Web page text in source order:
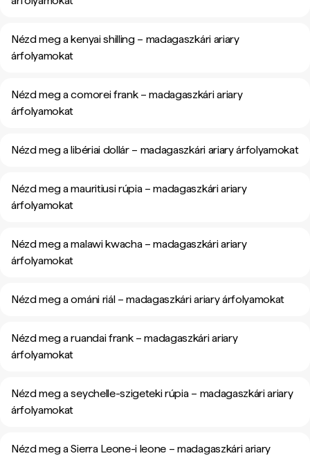
Nézd meg a kenyai shilling – madagaszkári ariary
árfolyamokat
Nézd meg a comorei frank – madagaszkári ariary
árfolyamokat
Nézd meg a libériai dollár – madagaszkári ariary árfolyamokat
Nézd meg a mauritiusi rúpia – madagaszkári ariary
árfolyamokat
Nézd meg a malawi kwacha – madagaszkári ariary
árfolyamokat
Nézd meg a ománi riál – madagaszkári ariary árfolyamokat
Nézd meg a ruandai frank – madagaszkári ariary
árfolyamokat
Nézd meg a seychelle-szigeteki rúpia – madagaszkári ariary
árfolyamokat
Nézd meg a Sierra Leone-i leone – madagaszkári ariary